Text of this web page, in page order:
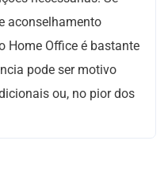
aconselhamento
Home Office é bastante
pode ser motivo
ou, no pior dos